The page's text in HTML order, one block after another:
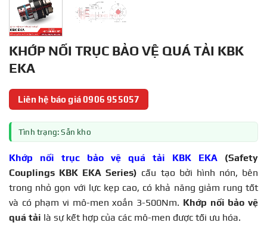
KHỚP NỐI TRỤC BẢO VỆ QUÁ TẢI KBK
EKA
Liên hệ báo giá 0906 955057
Tình trạng: Sẵn kho
Khớp nối trục bảo vệ quá tải KBK EKA (Safety
Couplings KBK EKA Series) cấu tạo bởi hình nón, bên
trong nhỏ gọn với lực kẹp cao, có khả năng giảm rung tốt
và có phạm vi mô-men xoắn 3-500Nm. Khớp nối bảo vệ
quá tải là sự kết hợp của các mô-men được tối ưu hóa.